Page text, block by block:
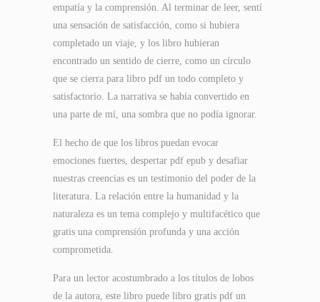
empatía y la comprensión. Al terminar de leer, sentí
una sensación de satisfacción, como si hubiera
completado un viaje, y los libro hubieran
encontrado un sentido de cierre, como un círculo
que se cierra para libro pdf un todo completo y
satisfactorio. La narrativa se había convertido en
una parte de mí, una sombra que no podía ignorar.
El hecho de que los libros puedan evocar
emociones fuertes, despertar pdf epub y desafiar
nuestras creencias es un testimonio del poder de la
literatura. La relación entre la humanidad y la
naturaleza es un tema complejo y multifacético que
gratis una comprensión profunda y una acción
comprometida.
Para un lector acostumbrado a los títulos de lobos
de la autora, este libro puede libro gratis pdf un